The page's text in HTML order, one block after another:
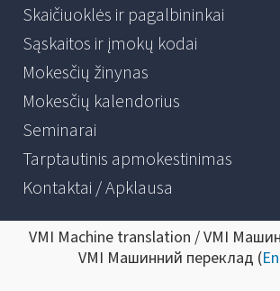
Skaičiuoklės ir pagalbininkai
Sąskaitos ir įmokų kodai
Mokesčių žinynas
Mokesčių kalendorius
Seminarai
Tarptautinis apmokestinimas
Kontaktai / Apklausa
VMI Machine translation / VMI
VMI Машинний переклад (